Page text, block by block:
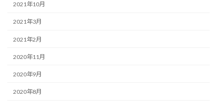
2021年10月
2021年3月
2021年2月
2020年11月
2020年9月
2020年8月